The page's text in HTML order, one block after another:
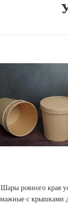
Шары ровного края
с крышками